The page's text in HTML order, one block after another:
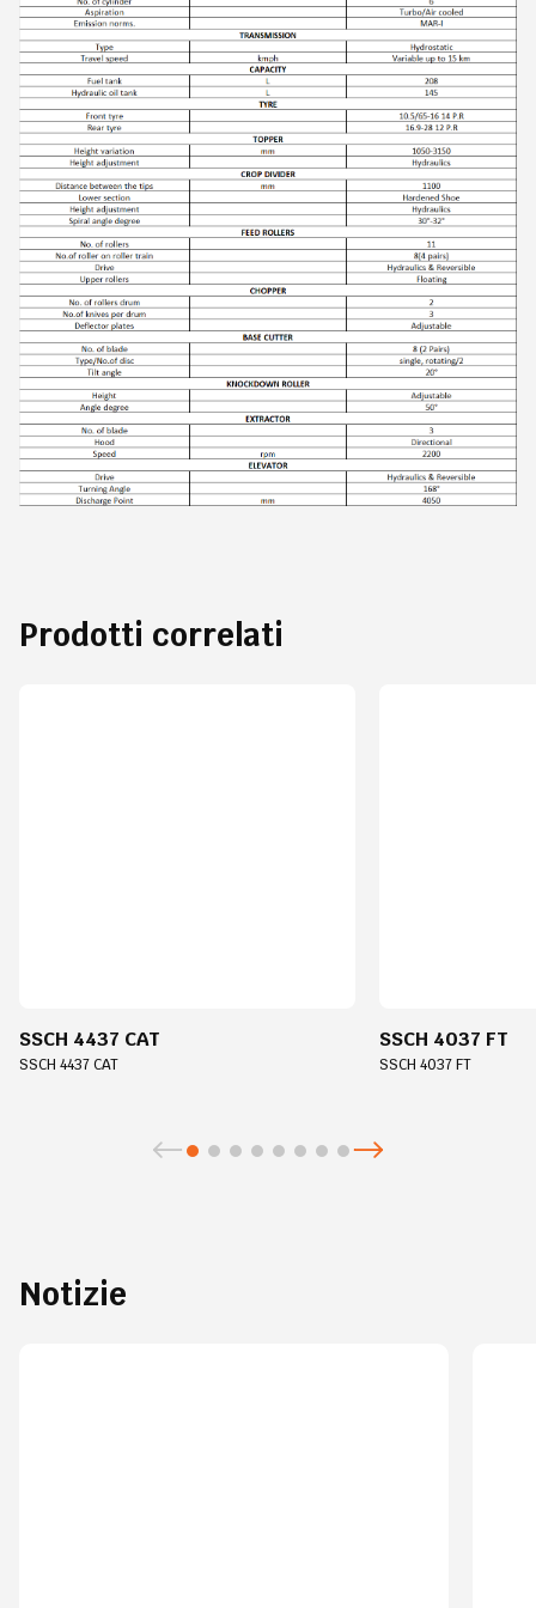
Prodotti correlati
SSCH 4437 CAT
SSCH 4437 CAT
SSCH 4037 FT
SSCH 4037 FT
Notizie